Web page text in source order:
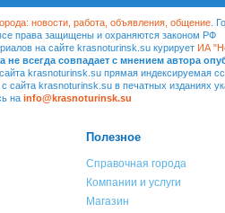
новости, работа, объявления, общение .
права защищены и охраняются законом РФ
на сайте krasnoturinsk.su курирует ИА
не всегда совпадает с мнением автора
krasnoturinsk.su прямая индексируемая
сайта krasnoturinsk.su в печатных изданиях
на info@krasnoturinsk.su
Полезное
Справочная города
Компании и услуги
Магазин